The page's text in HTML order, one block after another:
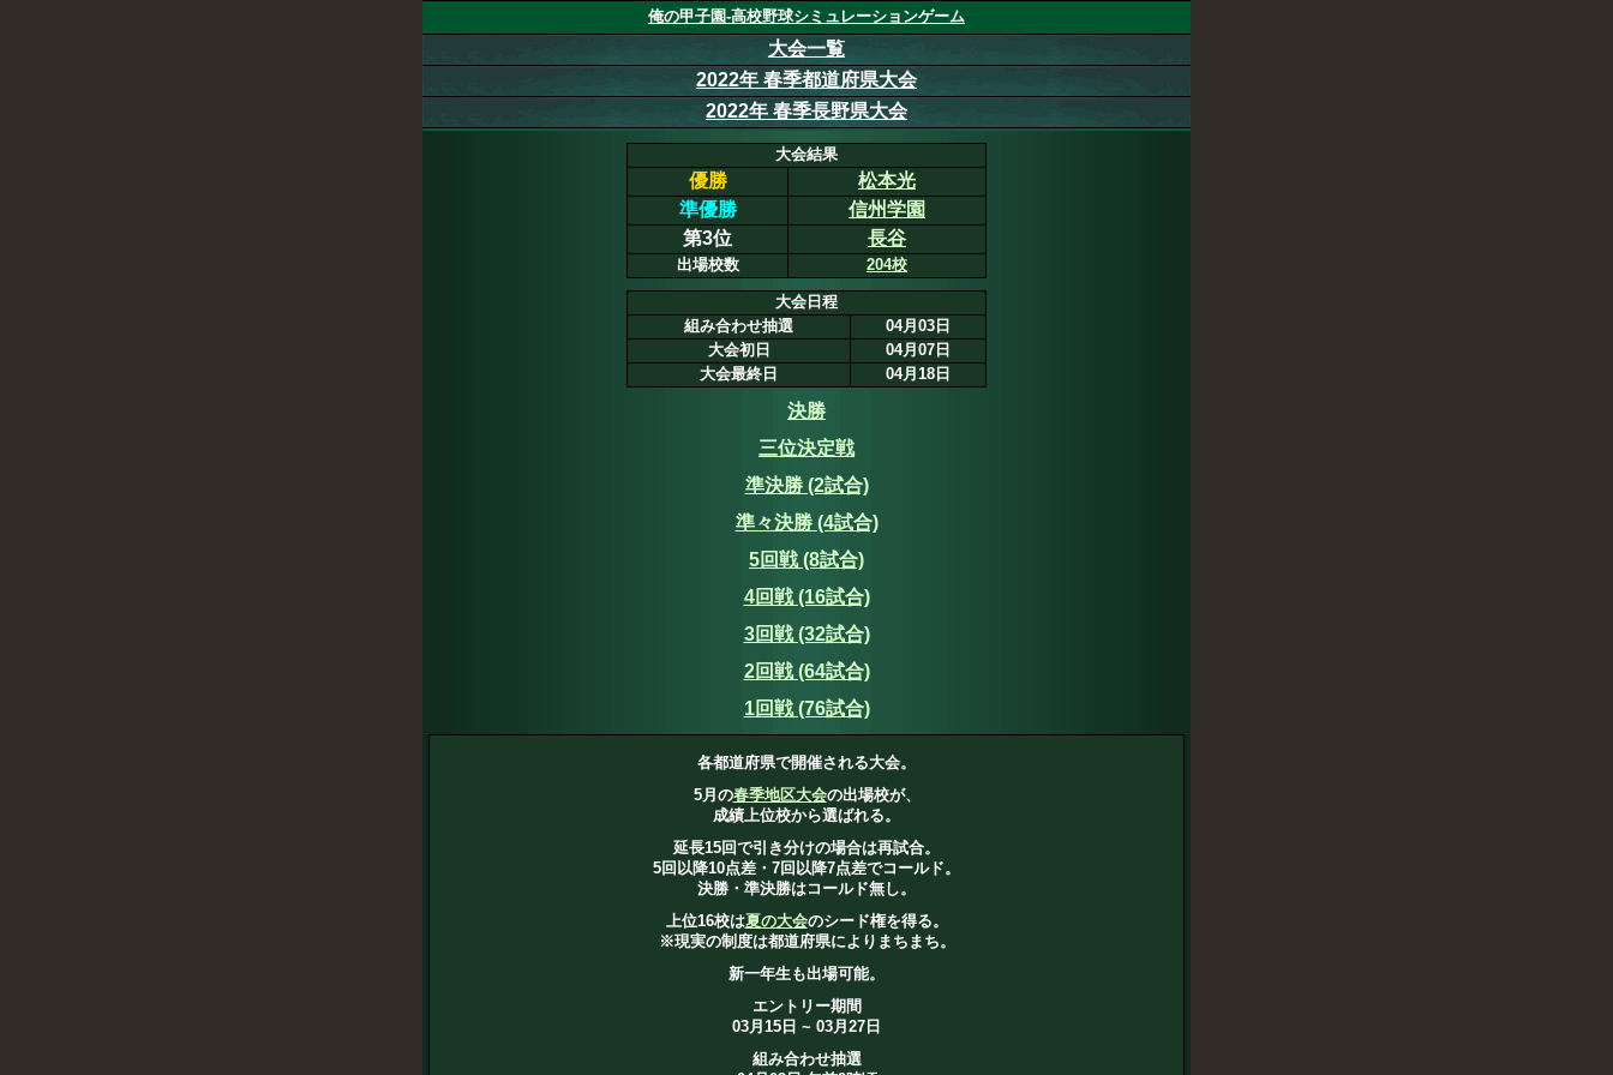
俺の甲子園-高校野球シミュレーションゲーム
大会一覧
2022年 春季都道府県大会
2022年 春季長野県大会
大会結果
優勝
松本光
準優勝
信州学園
第3位
長谷
出場校数 204校
大会日程
組み合わせ抽選
04月03日
大会初日
04月07日
大会最終日
04月18日
決勝
三位決定戦
準決勝 (2試合)
準々決勝 (4試合)
5回戦 (8試合)
4回戦 (16試合)
3回戦 (32試合)
2回戦 (64試合)
1回戦 (76試合)
各都道府県で開催される大会。
5月の春季地区大会の出場校が、
成績上位校から選ばれる。
延長15回で引き分けの場合は再試合。
5回以降10点差・7回以降7点差でコールド。
決勝・準決勝はコールド無し。
上位16校は夏の大会のシード権を得る。
※現実の制度は都道府県によりまちまち。
新一年生も出場可能。
エントリー期間
03月15日 ~ 03月27日
組み合わせ抽選